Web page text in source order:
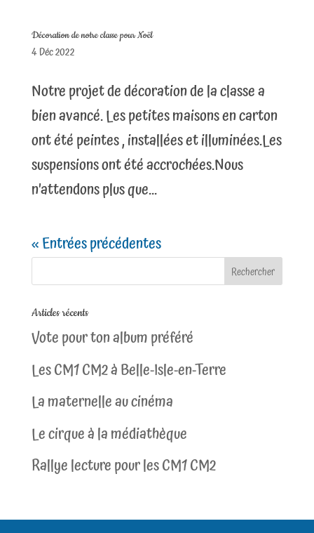
Décoration de notre classe pour Noël
4 Déc 2022
Notre projet de décoration de la classe a
bien avancé. Les petites maisons en carton
ont été peintes , installées et illuminées.Les
suspensions ont été accrochées.Nous
n’attendons plus que...
« Entrées précédentes
Articles récents
Vote pour ton album préféré
Les CM1 CM2 à Belle-Isle-en-Terre
La maternelle au cinéma
Le cirque à la médiathèque
Rallye lecture pour les CM1 CM2